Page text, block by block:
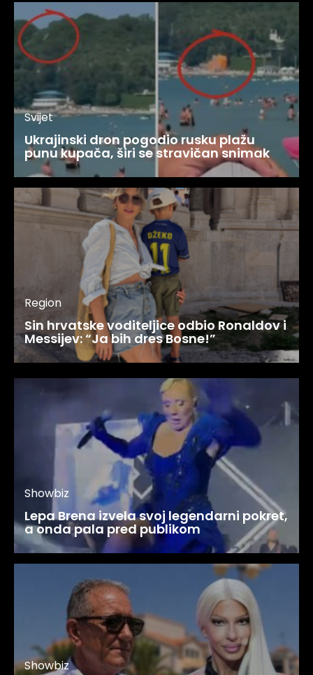
Svijet
Ukrajinski dron pogodio rusku plažu
punu kupača, širi se stravičan snimak
Region
Sin hrvatske voditeljice odbio Ronaldov i
Messijev: “Ja bih dres Bosne!”
Showbiz
Lepa Brena izvela svoj legendarni pokret,
a onda pala pred publikom
Showbiz